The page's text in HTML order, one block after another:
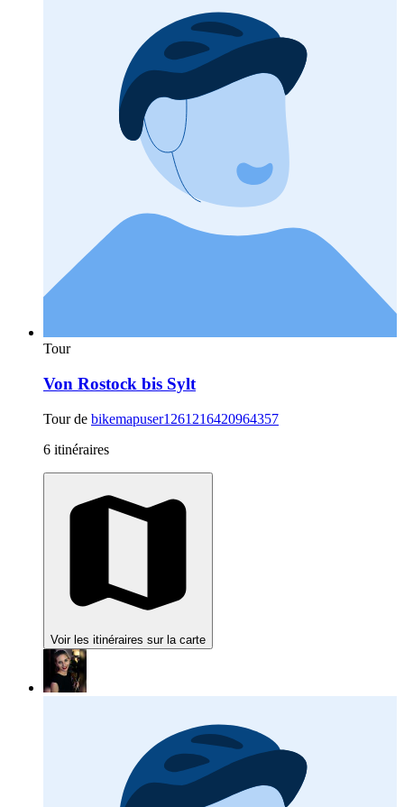
Tour
Von Rostock bis Sylt
Tour de bikemapuser1261216420964357
6 itinéraires
Voir les itinéraires sur la carte